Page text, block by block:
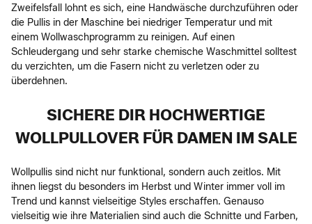
Zweifelsfall lohnt es sich, eine Handwäsche durchzuführen oder
die Pullis in der Maschine bei niedriger Temperatur und mit
einem Wollwaschprogramm zu reinigen. Auf einen
Schleudergang und sehr starke chemische Waschmittel solltest
du verzichten, um die Fasern nicht zu verletzen oder zu
überdehnen.
SICHERE DIR HOCHWERTIGE
WOLLPULLOVER FÜR DAMEN IM SALE
Wollpullis sind nicht nur funktional, sondern auch zeitlos. Mit
ihnen liegst du besonders im Herbst und Winter immer voll im
Trend und kannst vielseitige Styles erschaffen. Genauso
vielseitig wie ihre Materialien sind auch die Schnitte und Farben,